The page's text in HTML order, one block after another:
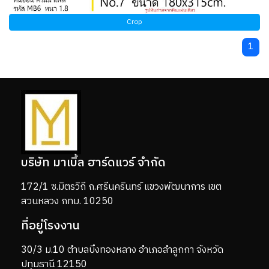
Crop
1
บริษัท มาเบิ้ล ฮาร์ดแวร์ จำกัด
172/1 ซ.มิตรวิถี ถ.ศรีนครินทร์ แขวงพัฒนาการ เขต
สวนหลวง กทม. 10250
ที่อยู่โรงงาน
30/3 ม.10 ตำบลบึงทองหลาง อำเภอลำลูกกา จังหวัด
ปทุมธานี 12150